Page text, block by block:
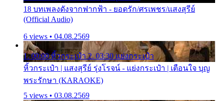
18 บทเพลงดังจากฟากฟ้า - ยอดรัก/ศรเพชร/แสงสุรีย์
(Official Audio)
6 views • 04.08.2569
1. 00:00 หิ้วกระเป๋า 2. 03:30 แย่งกระเป๋า
หิ้วกระเป๋า | แสงสุรีย์ รุ่งโรจน์ - แย่งกระเป๋า | เตือนใจ บุญ
พระรักษา (KARAOKE)
5 views • 03.08.2569